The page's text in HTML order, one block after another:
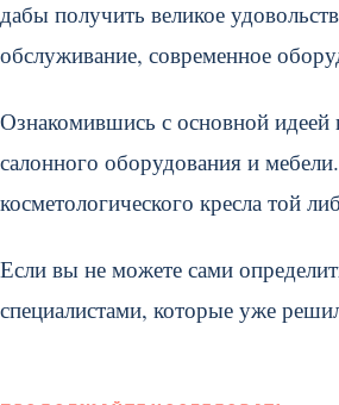
дабы получить великое
обслуживание, современное
Ознакомившись с основной идеей
салонного оборудования и
косметологического кресла той
Если вы не можете сами
специалистами, которые уже